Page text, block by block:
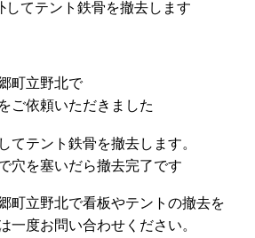
してテント鉄骨を撤去します
町立野北で
ご依頼いただきました
てテント鉄骨を撤去します。
穴を塞いだら撤去完了です
町立野北で看板やテントの撤去を
一度お問い合わせください。